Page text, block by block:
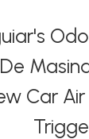
CERAMIC
BURETI
|
Car